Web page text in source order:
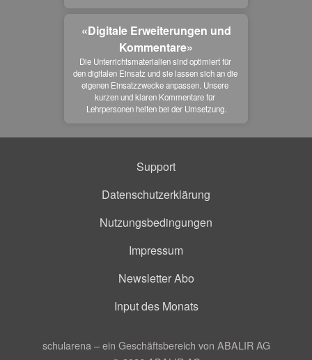
«Digitale Erweiterungen und
Kommentare»
Die Unterrichtsmaterialien sind optimiert für
den digitalen Einsatz und sie lassen sich an die
eigenen Einsatzzwecke anpassen. Unsere
kurzen und klaren Kommentare für
Lehrpersonen helfen bei der Umsetzung.
Support
Datenschutzerklärung
Nutzungsbedingungen
Impressum
Newsletter Abo
Input des Monats
schularena – ein Geschäftsbereich von ABALIR AG